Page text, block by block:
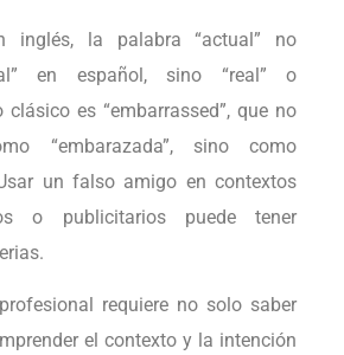
inglés, la palabra “actual” no
en español, sino “real” o
clásico es “embarrassed”, que no
“embarazada”, sino como
un falso amigo en contextos
o publicitarios puede tener
requiere no solo saber
el contexto y la intención